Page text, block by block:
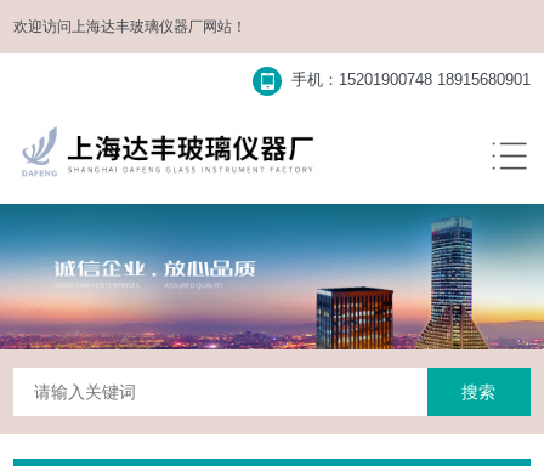
欢迎访问上海达丰玻璃仪器厂网站！
手机：15201900748 18915680901